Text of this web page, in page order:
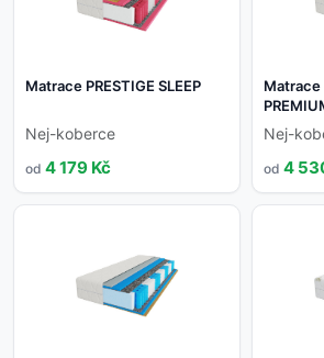
Matrace PRESTIGE SLEEP
Nej-koberce
od 4 179 Kč
Matrace
Nej-
od 4